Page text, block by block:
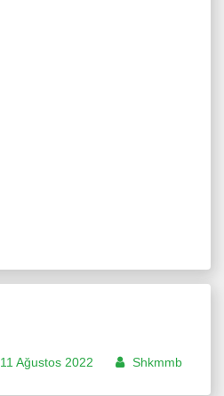
11 Ağustos 2022 Shkmmb